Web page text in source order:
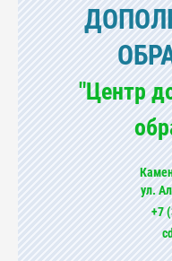
"Центр
ул.
+7